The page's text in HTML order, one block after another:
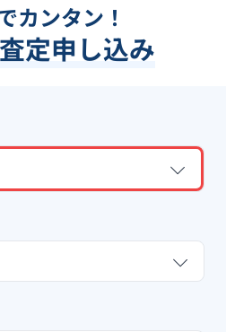
カンタン！
査定申し込み